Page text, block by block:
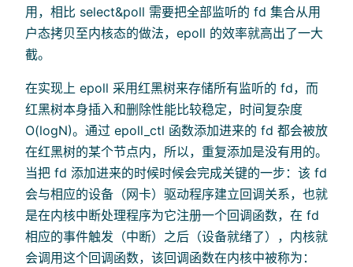
用，相比 select&poll 需要把全部监听的 fd 集合从用
户态拷贝至内核态的做法，epoll 的效率就高出了一大
截。
在实现上 epoll 采用红黑树来存储所有监听的 fd，而
红黑树本身插入和删除性能比较稳定，时间复杂度
O(logN)。通过 epoll_ctl 函数添加进来的 fd 都会被放
在红黑树的某个节点内，所以，重复添加是没有用的。
当把 fd 添加进来的时候时候会完成关键的一步：该 fd
会与相应的设备（网卡）驱动程序建立回调关系，也就
是在内核中断处理程序为它注册一个回调函数，在 fd
相应的事件触发（中断）之后（设备就绪了），内核就
会调用这个回调函数，该回调函数在内核中被称为：